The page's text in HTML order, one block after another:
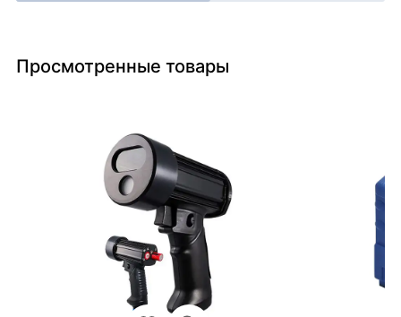
Просмотренные товары